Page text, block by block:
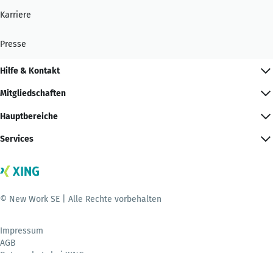
Karriere
Presse
Hilfe & Kontakt
Mitgliedschaften
Hauptbereiche
Services
© New Work SE | Alle Rechte vorbehalten
Impressum
AGB